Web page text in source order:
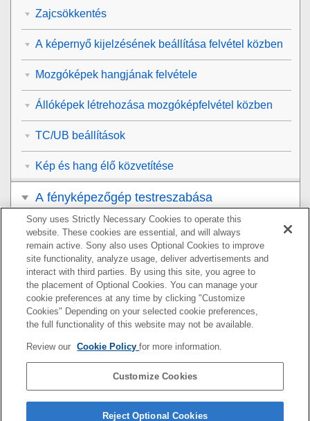
Zajcsökkentés
A képernyő kijelzésének beállítása felvétel közben
Mozgóképek hangjának felvétele
Állóképek létrehozása mozgóképfelvétel közben
TC/UB beállítások
Kép és hang élő közvetítése
A fényképezőgép testreszabása
Megtekintés
A fényképezőgép-beállítások módosítása
Okostelefonnal elérhető funkciók
Számítógép használata
A felhőszolgáltatás használata
Ha problémába ütközik
Sony uses Strictly Necessary Cookies to operate this
website. These cookies are essential, and will always
remain active. Sony also uses Optional Cookies to improve
site functionality, analyze usage, deliver advertisements and
interact with third parties. By using this site, you agree to
the placement of Optional Cookies. You can manage your
cookie preferences at any time by clicking "Customize
Cookies" Depending on your selected cookie preferences,
the full functionality of this website may not be available.
Review our Cookie Policyfor more information.
Customize Cookies
Reject Optional Cookies